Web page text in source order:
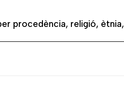
procedència, religió, ètnia,